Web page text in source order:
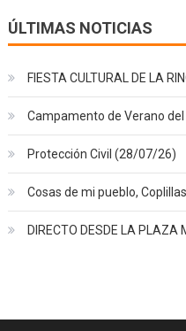
ÚLTIMAS NOTICIAS
FIESTA CULTURAL DE LA
Campamento de Verano
Protección Civil (28/07/26)
Cosas de mi pueblo,
DIRECTO DESDE LA